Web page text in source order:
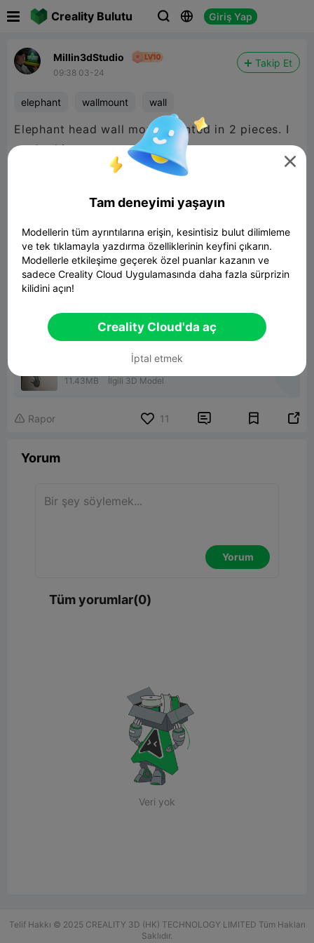
Creality Bulutu   Giriş Yap
Millin3dStudio
09:38 03-24
Takip Et
elephant wallmount wall
Elephant head wall mount printed in 2 pieces. I
made this person customers request.
Elephant Head Wall Mount painted
11.43MB İlgili 3D Model
 Rapor 11  
Yorum
Yorum
Tüm yorumlar(0)
Veri yok
Telif Hakkı © 2025 CREALITY 3D (HK) TECHNOLOGY LIMITED Tüm Hakları
Saklıdır.

Tam deneyimi yaşayın
Modellerin tüm ayrıntılarına erişin, kesintisiz bulut dilimleme
ve tek tıklamayla yazdırma özelliklerinin keyfini çıkarın.
Modellerle etkileşime geçerek özel puanlar kazanın ve
sadece Creality Cloud Uygulamasında daha fazla sürprizin
kilidini açın!
Creality Cloud'da aç
İptal etmek